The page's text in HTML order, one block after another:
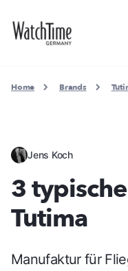
Home Brands
Jens Koch
3
Tutima
Manufaktur für